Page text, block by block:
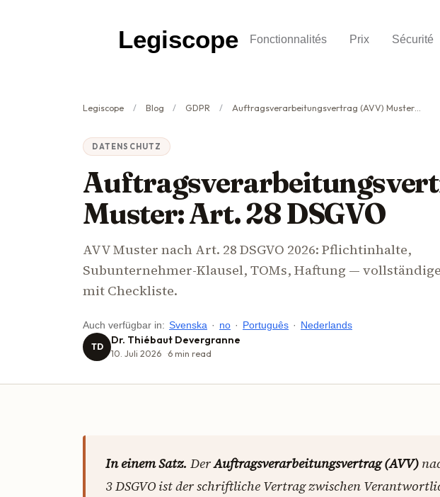
Legiscope Fonctionnalités Prix Sécurité
Legiscope Blog GDPR Auftragsverarbeitungsvertrag (AVV) Muster: Art. 28 DSGVO
DATENSCHUTZ
Muster: Art. 28 DSGVO
AVV Muster nach Art. 28 DSGVO 2026: Pflichtinhalte,
Subunternehmer-Klausel, TOMs, Haftung —
mit Checkliste.
Auch verfügbar in: Svenska · no · Português · Nederlands
TD Dr. Thiébaut Devergranne
10. Juli 2026 6 min read
In einem Satz. DerAuftragsverarbeitungsvertrag (AVV)
3 DSGVO ist der schriftliche Vertrag zwischen